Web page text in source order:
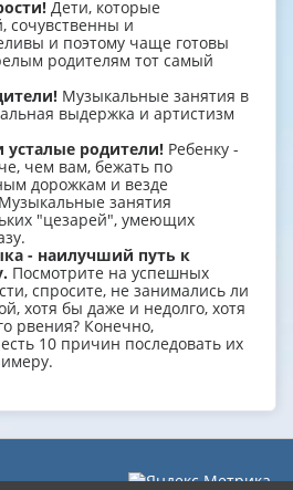
Дети, которые
сочувственны и
и поэтому чаще готовы
родителям тот самый
Музыкальные занятия в
выдержка и артистизм
усталые родители! Ребенку -
чем вам, бежать по
дорожкам и везде
занятия
"цезарей", умеющих
- наилучший путь к
Посмотрите на успешных
спросите, не занимались ли
хотя бы даже и недолго, хотя
рвения? Конечно,
10 причин последовать их